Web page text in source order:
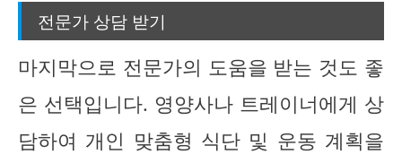
전문가 상담 받기
마지막으로 전문가의 도움을 받는 것도 좋
은 선택입니다. 영양사나 트레이너에게 상
담하여 개인 맞춤형 식단 및 운동 계획을